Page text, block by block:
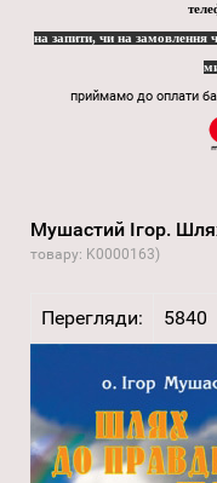
на запити, чи на замовлення
приймамо до оплати
Мушастий Ігор.
товару: K0000163)
Перегляди: 5840